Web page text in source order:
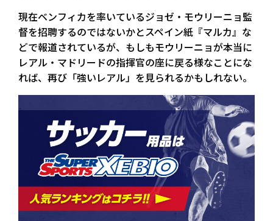
現在ベンフィカを率いているジョゼ・モウリーニョ監
督を招聘するのではないかとスペイン紙『マルカ』な
どで報道されているが、もしもモウリーニョが本当に
レアル・マドリードの指揮官の座に戻る様なことにな
れば、再び「強いレアル」を見られるかもしれない。